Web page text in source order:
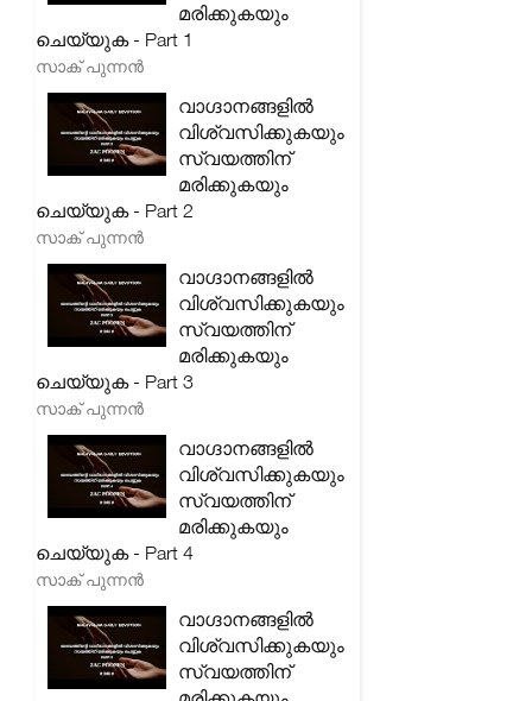
മരിക്കുകയും
ചെയ്യുക - Part 1
സാക് പുന്നൻ
വാഗ്ദാനങ്ങളിൽ
വിശ്വസിക്കുകയും
സ്വയത്തിന്
മരിക്കുകയും
ചെയ്യുക - Part 2
സാക് പുന്നൻ
വാഗ്ദാനങ്ങളിൽ
വിശ്വസിക്കുകയും
സ്വയത്തിന്
മരിക്കുകയും
ചെയ്യുക - Part 3
സാക് പുന്നൻ
വാഗ്ദാനങ്ങളിൽ
വിശ്വസിക്കുകയും
സ്വയത്തിന്
മരിക്കുകയും
ചെയ്യുക - Part 4
സാക് പുന്നൻ
വാഗ്ദാനങ്ങളിൽ
വിശ്വസിക്കുകയും
സ്വയത്തിന്